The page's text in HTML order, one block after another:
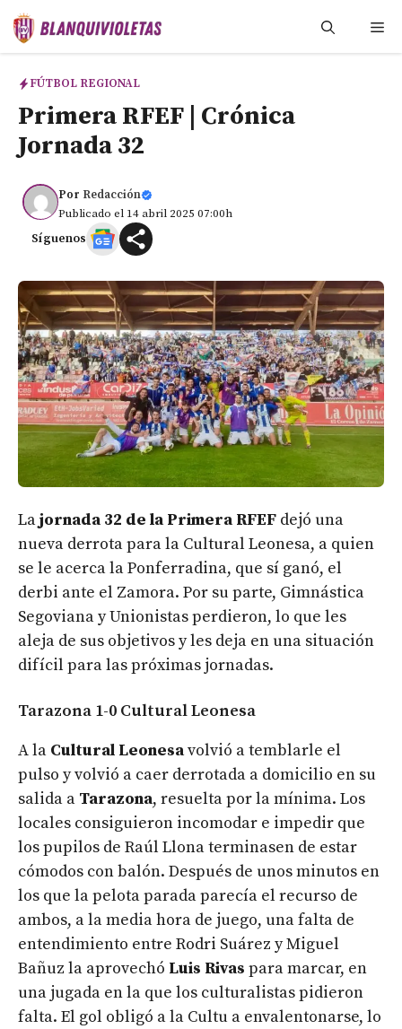
Saltar
FÚTBOL REGIONAL
Primera RFEF | Crónica
Jornada 32
Por Redacción
Publicado el 14 abril 2025 07:00h
Síguenos
Lajornada 32 de la Primera RFEF dejó una
nueva derrota para la Cultural Leonesa, a quien
se le acerca la Ponferradina, que sí ganó, el
derbi ante el Zamora. Por su parte, Gimnástica
Segoviana y Unionistas perdieron, lo que les
aleja de sus objetivos y les deja en una situación
difícil para las próximas jornadas.
Tarazona 1-0 Cultural Leonesa
A la Cultural Leonesavolvió a temblarle el
pulso y volvió a caer derrotada a domicilio en su
salida a Tarazona, resuelta por la mínima. Los
locales consiguieron incomodar e impedir que
los pupilos de Raúl Llona terminasen de estar
cómodos con balón. Después de unos minutos en
los que la pelota parada parecía el recurso de
ambos, a la media hora de juego, una falta de
entendimiento entre Rodri Suárez y Miguel
Bañuz la aprovechó Luis Rivas para marcar, en
una jugada en la que los culturalistas pidieron
falta. El gol obligó a la Cultu a envalentonarse, lo